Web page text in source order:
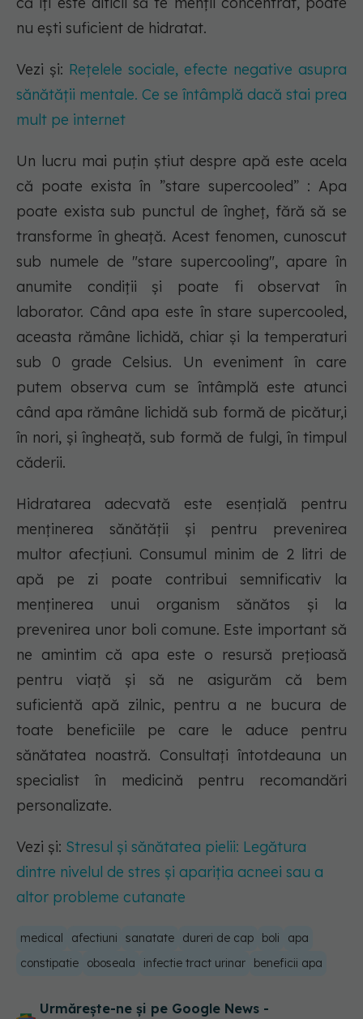
nu ești suficient de hidratat.
Vezi și: Rețelele sociale, efecte negative asupra
sănătății mentale. Ce se întâmplă dacă stai prea
mult pe internet
Un lucru mai puțin știut despre apă este acela
că poate exista în ”stare supercooled” : Apa
poate exista sub punctul de îngheț, fără să se
transforme în gheață. Acest fenomen, cunoscut
sub numele de "stare supercooling", apare în
anumite condiții și poate fi observat în
laborator. Când apa este în stare supercooled,
aceasta rămâne lichidă, chiar și la temperaturi
sub 0 grade Celsius. Un eveniment în care
putem observa cum se întâmplă este atunci
când apa rămâne lichidă sub formă de picătur,i
în nori, și îngheață, sub formă de fulgi, în timpul
căderii.
Hidratarea adecvată este esențială pentru
menținerea sănătății și pentru prevenirea
multor afecțiuni. Consumul minim de 2 litri de
apă pe zi poate contribui semnificativ la
menținerea unui organism sănătos și la
prevenirea unor boli comune. Este important să
ne amintim că apa este o resursă prețioasă
pentru viață și să ne asigurăm că bem
suficientă apă zilnic, pentru a ne bucura de
toate beneficiile pe care le aduce pentru
sănătatea noastră. Consultați întotdeauna un
specialist în medicină pentru recomandări
personalizate.
Vezi și: Stresul și sănătatea pielii: Legătura
dintre nivelul de stres și apariția acneei sau a
altor probleme cutanate
medical afectiuni sanatate dureri de cap boli
apa
constipatie
oboseala infectie tract urinar beneficii apa
Urmărește-ne și pe Google News -